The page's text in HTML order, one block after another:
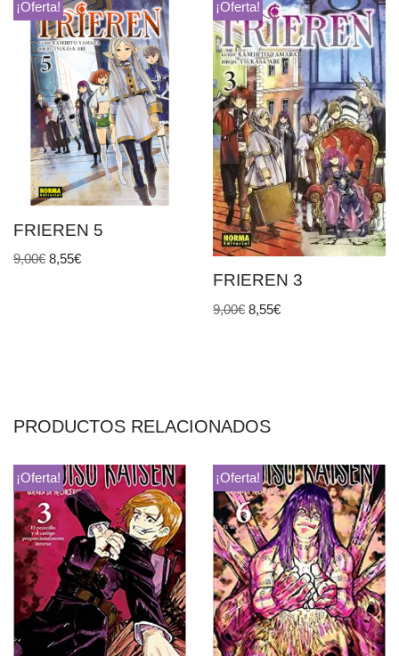
¡Oferta!
FRIEREN 5
9,00€ 8,55€
¡Oferta!
FRIEREN 3
9,00€ 8,55€
PRODUCTOS RELACIONADOS
¡Oferta! ¡Oferta!